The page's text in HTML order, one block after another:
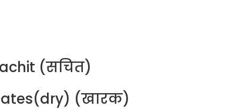
(सचित)
(खारक)